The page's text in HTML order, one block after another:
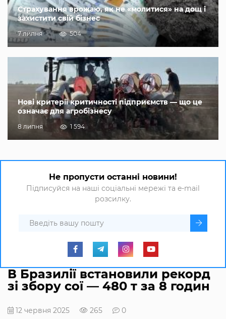
Страхування врожаю, як не «молитися» на дощ і
захистити свій бізнес
7 липня 504
Нові критерії критичності підприємств — що це
означає для агробізнесу
8 липня 1 594
Не пропусти останні новини!
Підписуйся на наші соціальні мережі та e-mail
розсилку.
В Бразилії встановили рекорд
зі збору сої — 480 т за 8 годин
12 червня 2025 265 0